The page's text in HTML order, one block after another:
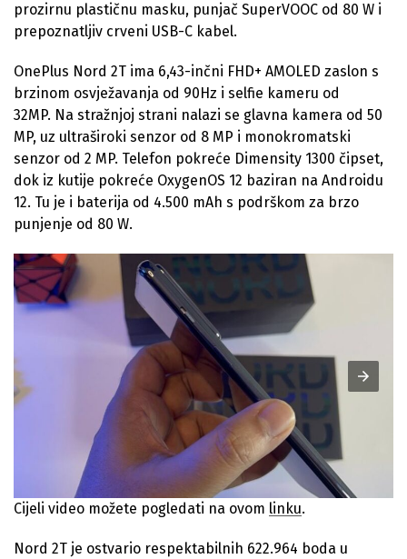
prozirnu plastičnu masku, punjač SuperVOOC od 80 W i
prepoznatljiv crveni USB-C kabel.
OnePlus Nord 2T ima 6,43-inčni FHD+ AMOLED zaslon s
brzinom osvježavanja od 90Hz i selfie kameru od
32MP. Na stražnjoj strani nalazi se glavna kamera od 50
MP, uz ultraširoki senzor od 8 MP i monokromatski
senzor od 2 MP. Telefon pokreće Dimensity 1300 čipset,
dok iz kutije pokreće OxygenOS 12 baziran na Androidu
12. Tu je i baterija od 4.500 mAh s podrškom za brzo
punjenje od 80 W.
Cijeli video možete pogledati na ovom linku.
Nord 2T je ostvario respektabilnih 622.964 boda u